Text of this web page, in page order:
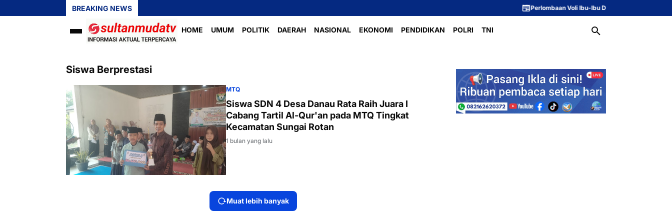
BREAKING NEWS Perlombaan Voli Ibu-Ibu Dusun 1 Meriahkan
HOME UMUM POLITIK DAERAH NASIONAL EKONOMI PENDIDIKAN POLRI TNI
Siswa Berprestasi
MTQ
Siswa SDN 4 Desa Danau Rata Raih Juara I
Cabang Tartil Al-Qur'an pada MTQ Tingkat
Kecamatan Sungai Rotan
1 bulan yang lalu
Muat lebih banyak